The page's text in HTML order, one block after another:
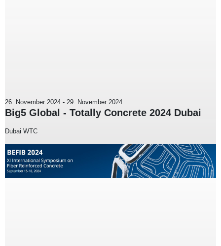
26. November 2024 - 29. November 2024
Big5 Global - Totally Concrete 2024 Dubai
Dubai WTC